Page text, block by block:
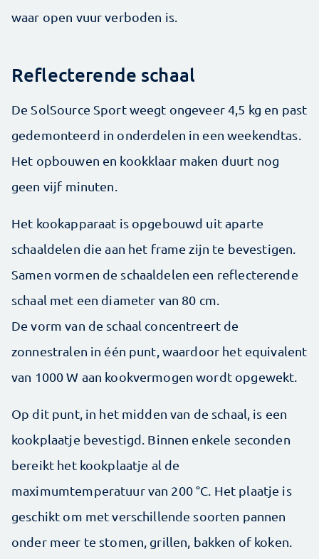
waar open vuur verboden is.
Reflecterende schaal
De SolSource Sport weegt ongeveer 4,5 kg en past
gedemonteerd in ­onderdelen in een weekendtas.
Het ­opbouwen en kookklaar maken duurt nog
geen vijf minuten.
Het kook­apparaat is opgebouwd uit aparte
schaaldelen die aan het frame zijn te bevestigen.
Samen vormen de schaal­delen een reflecterende
schaal met een diameter van 80 cm.
De vorm van de schaal concentreert de
zonnestralen in één punt, waardoor het equivalent
van 1000 W aan kook­vermogen wordt opgewekt.
Op dit punt, in het midden van de schaal, is een
kookplaatje bevestigd. Binnen enkele ­seconden
bereikt het kookplaatje al de
maximumtemperatuur van 200 °C. Het plaatje is
geschikt om met verschillende soorten pannen
onder meer te stomen, grillen, bakken of koken.